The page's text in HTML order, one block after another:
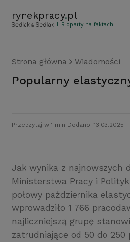
rynekpracy.pl
- HR oparty na faktach
Strona główna Wiadomości
Popularny
Przeczytaj w 1 min. Dodano: 13.03.2025
Jak wynika z najnowszych
Ministerstwa Pracy i
połowy października
wprowadziło 1 766
najliczniejszą grupę
zatrudniające od 50 do 250